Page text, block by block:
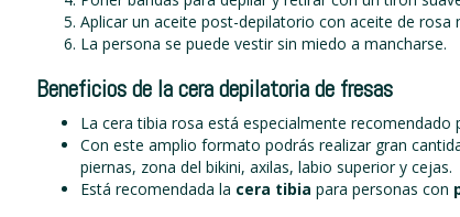
Aplicar un aceite post-depilatorio con aceite de
La persona se puede vestir sin miedo a mancharse.
Beneficios de la cera depilatoria de fresas
La cera tibia rosa está especialmente recomendado
Con este amplio formato podrás realizar gran
piernas, zona del bikini, axilas, labio superior y cejas.
Está recomendada la cera tibia para personas con